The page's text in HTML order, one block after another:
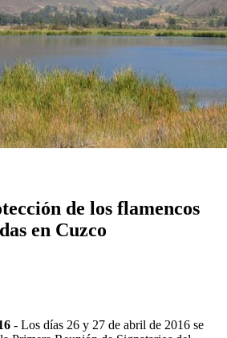
de los flamencos
en Cuzco
- Los días 26 y 27 de abril de 2016 se